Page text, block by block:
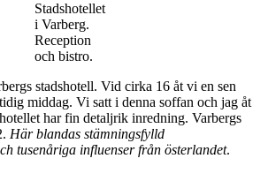
Stadshotellet
i Varberg.
Reception
och bistro.
stadshotell. Vid cirka 16 åt vi en sen
middag. Vi satt i denna soffan och jag åt
har fin detaljrik inredning. Varbergs
Här blandas stämningsfylld
tusenåriga influenser från österlandet.